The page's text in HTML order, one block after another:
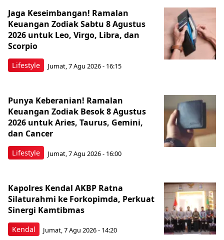
Lifestyle
Jaga Keseimbangan! Ramalan
Keuangan Zodiak Sabtu 8 Agustus
2026 untuk Leo, Virgo, Libra, dan
Scorpio
Jumat, 7 Agu 2026 - 16:15
Lifestyle
Punya Keberanian! Ramalan
Keuangan Zodiak Besok 8 Agustus
2026 untuk Aries, Taurus, Gemini,
dan Cancer
Jumat, 7 Agu 2026 - 16:00
Kendal
Kapolres Kendal AKBP Ratna
Silaturahmi ke Forkopimda, Perkuat
Sinergi Kamtibmas
Jumat, 7 Agu 2026 - 14:20